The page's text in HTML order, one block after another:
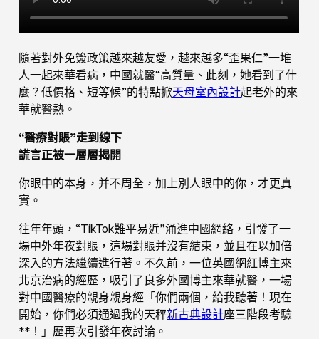
隨著對外免簽政策越來越友愛，越來越多“歪果仁”一堆
人一起來華看病，中國就醫“高質量、此刻，她看到了什
麼？低價格、短等候”的特點掀天母室內設計起老外的來
華就醫熱。
“醫療對賬”走到線下
謊言正被一層層揭開
你眼中的本身，并不周全，加上別人眼中的你，才更真
實。
往年年頭，“TikTok難平易近”涌進中國網絡，引發了一
場中外年夜對賬，這場對賬并沒有結束，並且在以加倍
深入的方法繼續進行著。不久前，一位英國網紅博主來
北京治病的經歷，吸引了良多外國博主來華就醫，一場
對中國醫療的親身親身經「你們兩個，給我聽著！現在
開始，你們必須通過我的天秤新古典設計座三階段考驗
**！」歷再次引發年夜討論。